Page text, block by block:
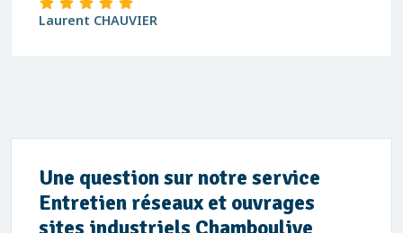
Laurent CHAUVIER
Une question sur notre service
Entretien réseaux et ouvrages